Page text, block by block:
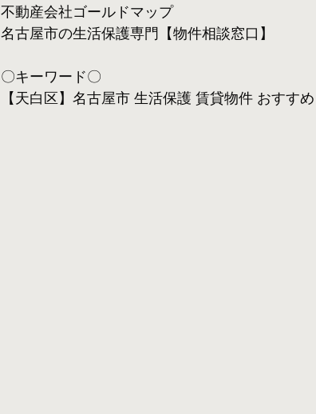
不動産会社ゴールドマップ
名古屋市の生活保護専門【物件相談窓口】
〇キーワード〇
【天白区】名古屋市 生活保護 賃貸物件 おすすめ